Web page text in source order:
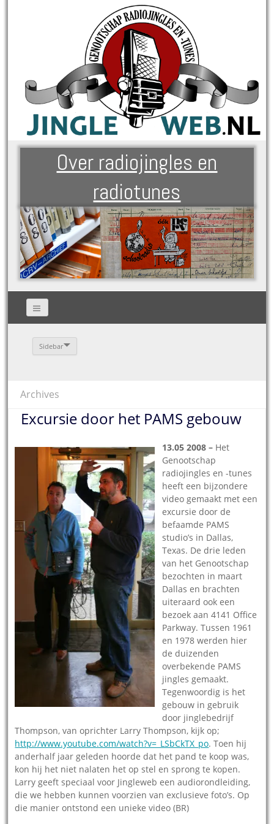
Over radiojingles en
radiotunes
Sidebar
Archives
Excursie door het PAMS gebouw
13.05 2008 – Het
Genootschap
radiojingles en -tunes
heeft een bijzondere
video gemaakt met een
excursie door de
befaamde PAMS
studio’s in Dallas,
Texas. De drie leden
van het Genootschap
bezochten in maart
Dallas en brachten
uiteraard ook een
bezoek aan 4141 Office
Parkway. Tussen 1961
en 1978 werden hier
de duizenden
overbekende PAMS
jingles gemaakt.
Tegenwoordig is het
gebouw in gebruik
door jinglebedrijf
Thompson, van oprichter Larry Thompson, kijk op;
http://www.youtube.com/watch?v=_LSbCkTX_po. Toen hij
anderhalf jaar geleden hoorde dat het pand te koop was,
kon hij het niet nalaten het op stel en sprong te kopen.
Larry geeft speciaal voor Jingleweb een audiorondleiding,
die we hebben kunnen voorzien van exclusieve foto’s. Op
die manier ontstond een unieke video (BR)